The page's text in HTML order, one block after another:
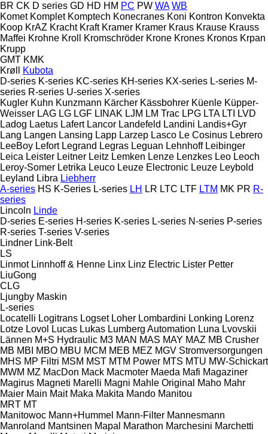
BR CK D series GD HD HM PC PW WA WB
Komet Komplet Komptech Konecranes Koni Kontron Konvekta
Koop KrAZ Kracht Kraft Kramer Kramer Kraus Krause Krauss
Maffei Krohne Kroll Kromschröder Krone Krones Kronos Krpan
Krupp
GMT KMK
Krøll
Kubota
D-series K-series KC-series KH-series KX-series L-series M-
series R-series U-series X-series
Kugler Kuhn Kunzmann Kärcher Kässbohrer Küenle Küpper-
Weisser LAG LG LGF LINAK LJM LM Trac LPG LTA LTI
LVD
Ladog Laetus Lafert Lancor Landefeld Landini Landis+Gyr
Lang Langen Lansing Lapp Larzep Lasco Le Cosinus Lebrero
LeeBoy Lefort Legrand Legras Leguan Lehnhoff Leibinger
Leica Leister Leitner Leitz Lemken Lenze Lenzkes Leo Leoch
Leroy-Somer Letrika Leuco Leuze Electronic Leuze Leybold
Leyland Libra Liebherr
A-series HS K-Series L-series LH LR LTC LTF LTM MK PR R-
series
Lincoln Linde
D-series E-series H-series K-series L-series N-series P-series
R-series T-series V-series
Lindner Link-Belt
LS
Linmot Linnhoff & Henne Linx Linz Electric Lister Petter
LiuGong
CLG
Ljungby Maskin
L-series
Locatelli Logitrans Logset Loher Lombardini Lonking Lorenz
Lotze Lovol Lucas Lukas Lumberg Automation Luna Lvovskii
Lännen M+S Hydraulic M3 MAN MAS MAY MAZ MB Crusher
MB MBI MBO MBU MCM MEB MEZ MGV Stromversorgungen
MHS MP Filtri MSM MST MTM Power MTS MTU MW-Schickart
MWM MZ MacDon Mack Macmoter Maeda Mafi Magaziner
Magirus Magneti Marelli Magni Mahle Original Maho Mahr
Maier Main Mait Maka Makita Mando Manitou
MRT MT
Manitowoc Mann+Hummel Mann-Filter Mannesmann
Manroland Mantsinen Mapal Marathon Marchesini Marchetti